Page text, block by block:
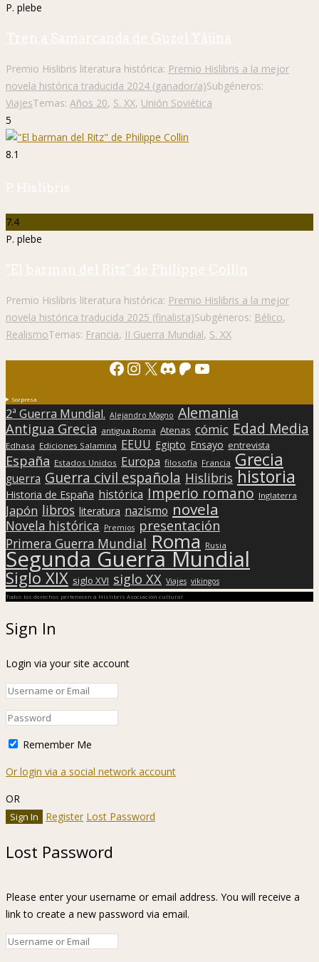
P. plebe
Tren a Samarcanda de Guzel Yájina
Premio Hislibris literatura histórica: Premio Hislibris a la mejor
novela histórica traducida 2024 (ganador/a)Subgéneros:
ViajesTemas: Años 20, S. XX, Unión Soviética
5
8.1
P. Hislibris
7.4
P. plebe
"El barman del Ritz" de Philippe Collin
Premio Hislibris literatura histórica: Premio Hislibris a la mejor
novela histórica traducida 2025 (finalista)Subgéneros: Bélico,
RealismoTemas: Francia, II Guerra Mundial, S. XX
Facebook
Instagram
X Discord
Patreon
YouTube
Sorpresa
2ª Guerra Mundial. Alejandro Magno Alemania
Antigua Grecia antigua Roma Atenas cómic Edad Media
Edhasa Ediciones Salamina EEUU Egipto Ensayo entrevista
España Estados Unidos Europa filosofía Francia Grecia
guerra Guerra civil española Hislibris historia
Historia de España histórica Imperio romano Inglaterra
Japón libros literatura nazismo novela
Novela histórica Premios presentación
Primera Guerra Mundial Roma Rusia
Segunda Guerra Mundial
Siglo XIX siglo XVI siglo XX Viajes vikingos
Todos los derechos pertenecen a Hislibris Asociación cultural
Sign In
Login via your site account
Remember Me
Or login via a social network account
OR
Register Lost Password
Lost Password
Please enter your username or email address. You will receive a
link to create a new password via email.